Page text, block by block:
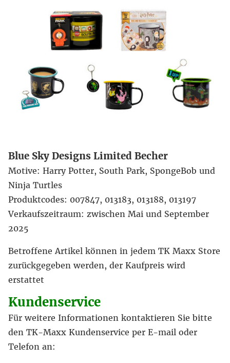
Blue Sky Designs Limited Becher
Motive: Harry Potter, South Park, SpongeBob und
Ninja Turtles
Produktcodes: 007847, 013183, 013188, 013197
Verkaufszeitraum: zwischen Mai und September
2025
Betroffene Artikel können in jedem TK Maxx Store
zurückgegeben werden, der Kaufpreis wird
erstattet
Kundenservice
Für weitere Informationen kontaktieren Sie bitte
den TK-Maxx Kundenservice per E-mail oder
Telefon an: